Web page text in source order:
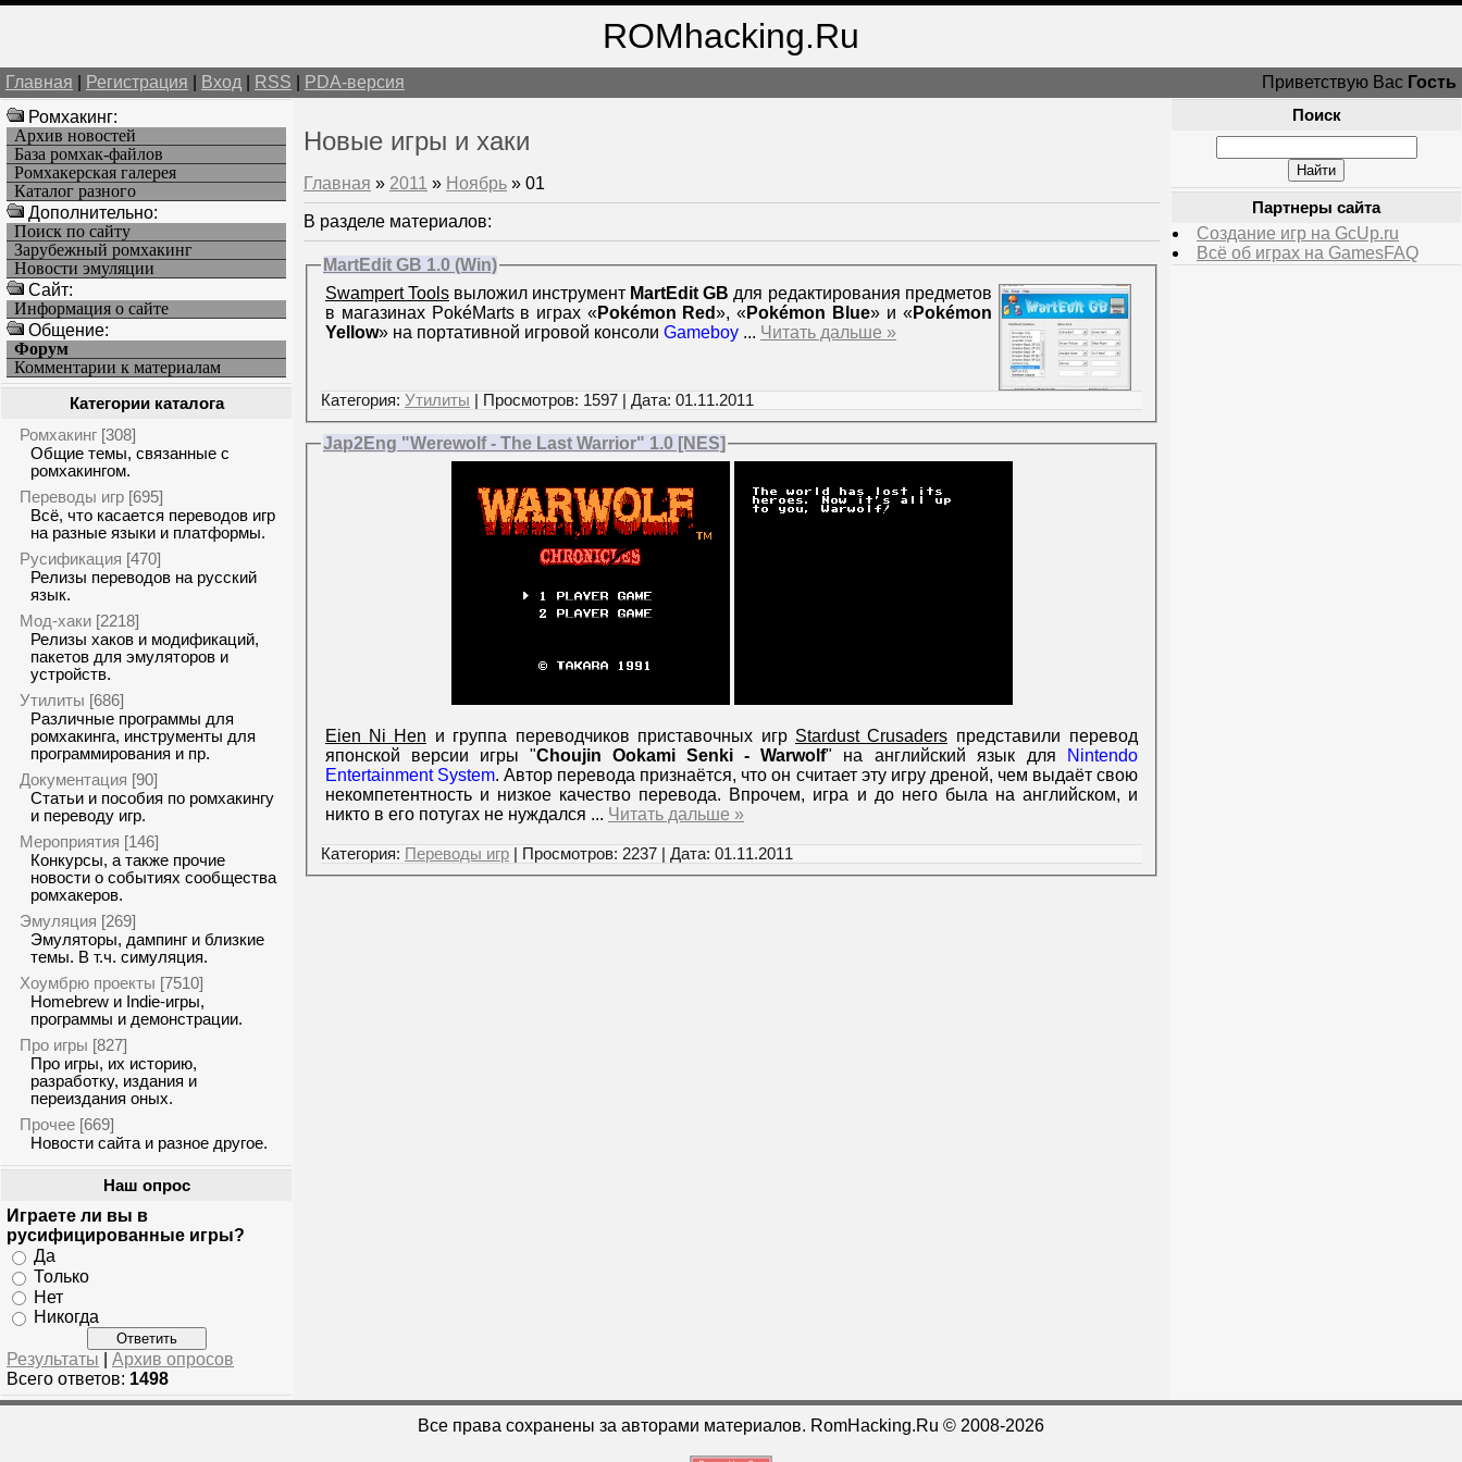
ROMhacking.Ru
Главная Регистрация Вход RSS PDA-версия Приветствую Вас Гость
Ромхакинг:
Архив новостей
База ромхак-файлов
Ромхакерская галерея
Каталог разного
Дополнительно:
Поиск по сайту
Зарубежный ромхакинг
Новости эмуляции
Cайт:
Информация о сайте
Общение:
Форум
Комментарии к материалам
Категории каталога
Ромхакинг [308]
Общие темы, связанные с
ромхакингом.
Переводы игр [695]
Всё, что касается переводов игр
на разные языки и платформы.
Русификация [470]
Релизы переводов на русский
язык.
Мод-хаки [2218]
Релизы хаков и модификаций,
пакетов для эмуляторов и
устройств.
Утилиты [686]
Различные программы для
ромхакинга, инструменты для
программирования и пр.
Документация [90]
Статьи и пособия по ромхакингу
и переводу игр.
Мероприятия [146]
Конкурсы, а также прочие
новости о событиях сообщества
ромхакеров.
Эмуляция [269]
Эмуляторы, дампинг и близкие
темы. В т.ч. симуляция.
Хоумбрю проекты [7510]
Homebrew и Indie-игры,
программы и демонстрации.
Про игры [827]
Про игры, их историю,
разработку, издания и
переиздания оных.
Прочее [669]
Новости сайта и разное другое.
Наш опрос
Играете ли вы в
русифицированные игры?
Да
Только
Нет
Никогда
Результаты
Архив опросов
Всего ответов: 1498
Новые игры и хаки
Главная » 2011 » Ноябрь » 01
В разделе материалов:
MartEdit GB 1.0 (Win)
Swampert Tools выложил инструмент MartEdit GB для редактирования предметов
в магазинах PokéMarts в играх «Pokémon Red», «Pokémon Blue» и «Pokémon
Yellow» на портативной игровой консоли Gameboy ... Читать дальше »
Категория: Утилиты | Просмотров: 1597 | Дата: 01.11.2011
Jap2Eng "Werewolf - The Last Warrior" 1.0 [NES]
Eien Ni Hen и группа переводчиков приставочных игр Stardust Crusaders представили перевод
японской версии игры "Choujin Ookami Senki - Warwolf" на английский язык для
Nintendo
Entertainment System. Автор перевода признаётся, что он считает эту игру дреной, чем выдаёт свою
некомпетентность и низкое качество перевода. Впрочем, игра и до него была на английском, и
никто в его потугах не нуждался ... Читать дальше »
Категория: Переводы игр | Просмотров: 2237 | Дата: 01.11.2011
Поиск
Партнеры сайта
Создание игр на GcUp.ru
Всё об играх на GamesFAQ
Все права сохранены за авторами материалов. RomHacking.Ru © 2008-2026